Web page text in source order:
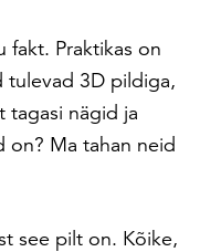
fakt. Praktikas on
tulevad 3D pildiga,
tagasi nägid ja
on? Ma tahan neid
see pilt on. Kõike,